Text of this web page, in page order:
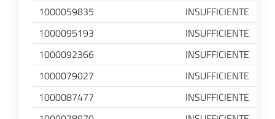
1000059835
INSUFFICIENTE
1000095193
INSUFFICIENTE
1000092366
INSUFFICIENTE
1000079027
INSUFFICIENTE
1000087477
INSUFFICIENTE